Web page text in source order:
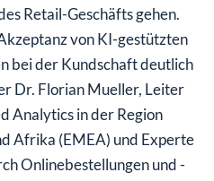
Retail-Geschäfts gehen.
von KI-gestützten
bei der Kundschaft deutlich
Dr. Florian Mueller, Leiter
Analytics in der Region
Afrika (EMEA) und Experte
Onlinebestellungen und -